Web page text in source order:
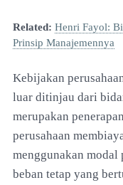
Related: Henri Fayol:
Prinsip Manajemennya
Kebijakan
luar ditinjau dari
merupakan
perusahaan
menggunakan modal
beban tetap yang